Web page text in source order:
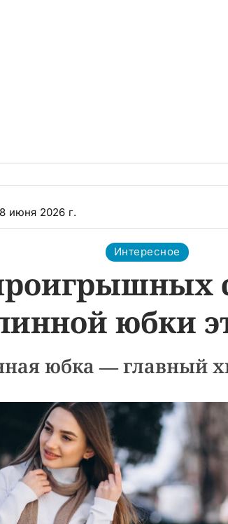
июня 2026 г.
Интересное
юбки
юбка — главный